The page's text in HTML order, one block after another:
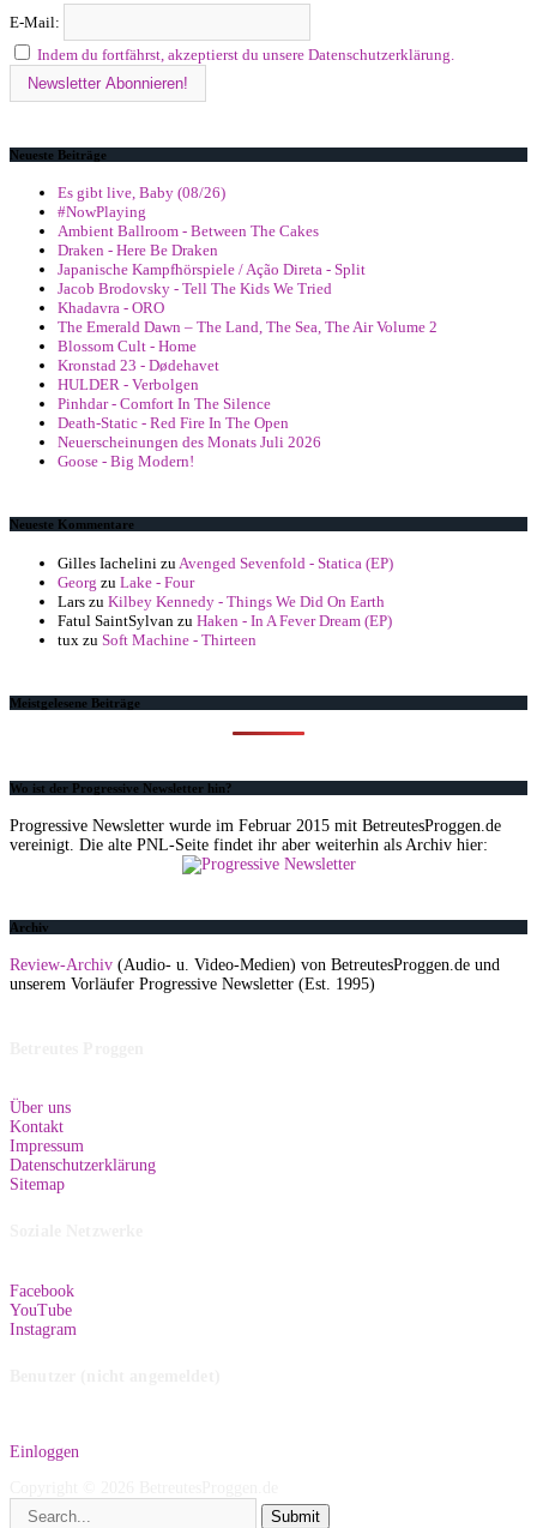
E-Mail:
Indem du fortfährst, akzeptierst du unsere Datenschutzerklärung.
Neueste Beiträge
Es gibt live, Baby (08/26)
#NowPlaying
Ambient Ballroom - Between The Cakes
Draken - Here Be Draken
Japanische Kampfhörspiele / Ação Direta - Split
Jacob Brodovsky - Tell The Kids We Tried
Khadavra - ORO
The Emerald Dawn – The Land, The Sea, The Air Volume 2
Blossom Cult - Home
Kronstad 23 - Dødehavet
HULDER - Verbolgen
Pinhdar - Comfort In The Silence
Death-Static - Red Fire In The Open
Neuerscheinungen des Monats Juli 2026
Goose - Big Modern!
Neueste Kommentare
Gilles Iachelini zu Avenged Sevenfold - Statica (EP)
Georg zu Lake - Four
Lars zu Kilbey Kennedy - Things We Did On Earth
Fatul SaintSylvan zu Haken - In A Fever Dream (EP)
tux zu Soft Machine - Thirteen
Meistgelesene Beiträge
Wo ist der Progressive Newsletter hin?
Progressive Newsletter wurde im Februar 2015 mit BetreutesProggen.de
vereinigt. Die alte PNL-Seite findet ihr aber weiterhin als Archiv hier:
Archiv
Review-Archiv (Audio- u. Video-Medien) von BetreutesProggen.de und
unserem Vorläufer Progressive Newsletter (Est. 1995)
Über uns
Kontakt
Impressum
Datenschutzerklärung
Sitemap
Facebook
YouTube
Instagram
Einloggen
Submit